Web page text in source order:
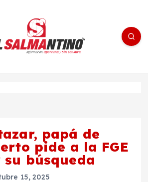
- medios/noticias/editorial
papá de
pide a la FGE
búsqueda
15, 2025